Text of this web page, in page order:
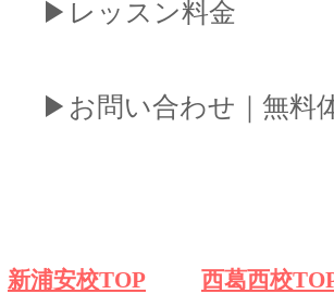
​▶︎レッスン料金
​▶︎お問い合わせ｜無料
​新浦安校TOP 西葛西校